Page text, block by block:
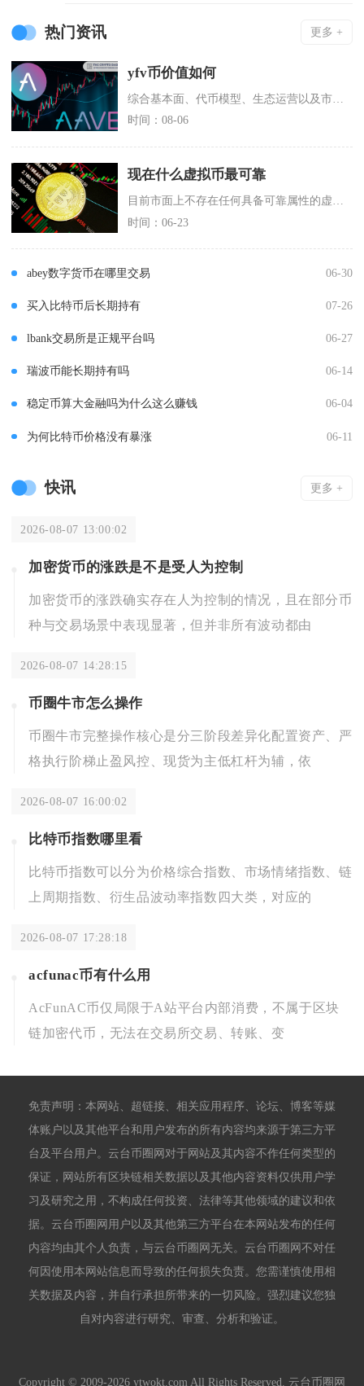
热门资讯 更多 +
yfv币价值如何
时间：08-06
现在什么虚拟币最可靠
时间：06-23
abey数字货币在哪里交易 06-30
买入比特币后长期持有 07-26
lbank交易所是正规平台吗 06-27
瑞波币能长期持有吗 06-14
稳定币算大金融吗为什么这么赚钱 06-04
为何比特币价格没有暴涨 06-11
快讯 更多 +
2026-08-07 13:00:02
加密货币的涨跌是不是受人为控制
加密货币的涨跌确实存在人为控制的情况，且在部分币
种与交易场景中表现显著，但并非所有波动都由
2026-08-07 14:28:15
币圈牛市怎么操作
币圈牛市完整操作核心是分三阶段差异化配置资产、严
格执行阶梯止盈风控、现货为主低杠杆为辅，依
2026-08-07 16:00:02
比特币指数哪里看
比特币指数可以分为价格综合指数、市场情绪指数、链
上周期指数、衍生品波动率指数四大类，对应的
2026-08-07 17:28:18
acfunac币有什么用
AcFunAC币仅局限于A站平台内部消费，不属于区块
链加密代币，无法在交易所交易、转账、变
免责声明：本网站、超链接、相关应用程序、论坛、博客等媒
体账户以及其他平台和用户发布的所有内容均来源于第三方平
台及平台用户。云台币圈网对于网站及其内容不作任何类型的
保证，网站所有区块链相关数据以及其他内容资料仅供用户学
习及研究之用，不构成任何投资、法律等其他领域的建议和依
据。云台币圈网用户以及其他第三方平台在本网站发布的任何
内容均由其个人负责，与云台币圈网无关。云台币圈网不对任
何因使用本网站信息而导致的任何损失负责。您需谨慎使用相
关数据及内容，并自行承担所带来的一切风险。强烈建议您独
自对内容进行研究、审查、分析和验证。
Copyright © 2009-2026 ytwokt.com All Rights Reserved. 云台币圈网